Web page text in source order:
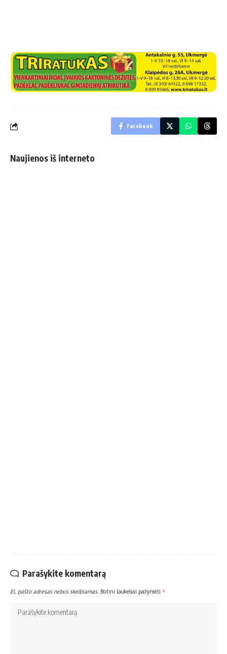
Facebook
Naujienos iš interneto
Parašykite komentarą
El. pašto adresas nebus skelbiamas. Būtini laukeliai pažymėti *